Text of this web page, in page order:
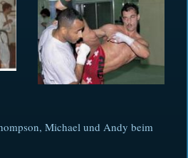
Michael und Andy beim